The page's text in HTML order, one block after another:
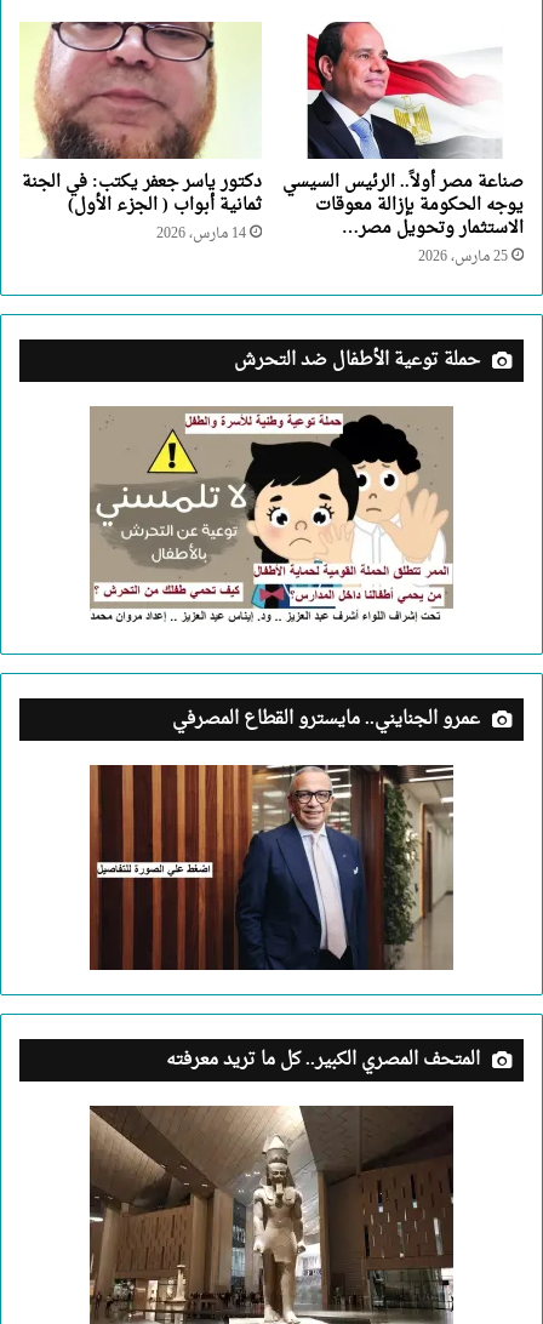
صناعة مصر أولاً.. الرئيس السيسي
يوجه الحكومة بإزالة معوقات
الاستثمار وتحويل مصر…
25 مارس، 2026
دكتور ياسر جعفر يكتب: في الجنة
ثمانية أبواب ( الجزء الأول)
14 مارس، 2026
حملة توعية الأطفال ضد التحرش
عمرو الجنايني.. مايسترو القطاع المصرفي
المتحف المصري الكبير.. كل ما تريد معرفته